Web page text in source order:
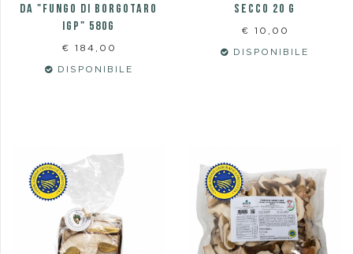
da "fungo di Borgotaro
Igp" 580g
€ 184,00
DISPONIBILE
SECCO 20 G
€ 10,00
DISPONIBILE